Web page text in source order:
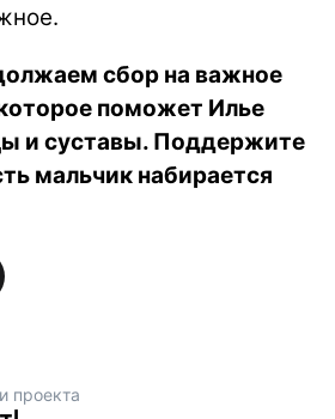
сбор на важное
поможет Илье
и суставы. Поддержите
мальчик набирается
проекта